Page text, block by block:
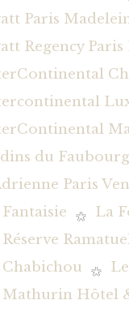
Paris
Regency
du Faubourg
Paris
La
Mathurin Hôtel